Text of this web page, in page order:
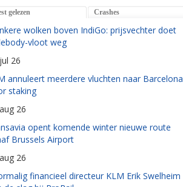
gelezen Crashes
wolken boven IndiGo: prijsvechter doet
vloot weg
26
annuleert meerdere vluchten naar Barcelona
staking
26
opent komende winter nieuwe route
Brussels Airport
26
financieel directeur KLM Erik Swelheim